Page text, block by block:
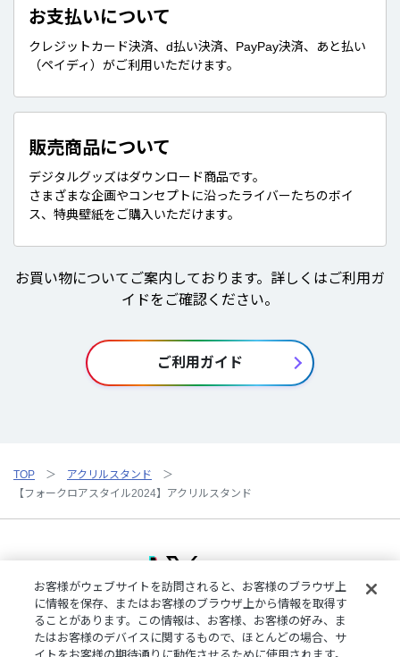
お支払いについて
クレジットカード決済、d払い決済、PayPay決済、あと払い
（ペイディ）がご利用いただけます。
販売商品について
デジタルグッズはダウンロード商品です。
さまざまな企画やコンセプトに沿ったライバーたちのボイ
ス、特典壁紙をご購入いただけます。
お買い物についてご案内しております。詳しくはご利用ガ
イドをご確認ください。
ご利用ガイド
TOP
アクリルスタンド
【フォークロアスタイル2024】アクリルスタンド
ご利用規約プライバシーポリシー
特定商取引法に基づく表記
ご利用ガイドよくある質問お問い合わせにじさんじ公式サイト
お客様がウェブサイトを訪問されると、お客様のブラウザ上
に情報を保存、またはお客様のブラウザ上から情報を取得す
ることがあります。この情報は、お客様、お客様の好み、ま
たはお客様のデバイスに関するもので、ほとんどの場合、サ